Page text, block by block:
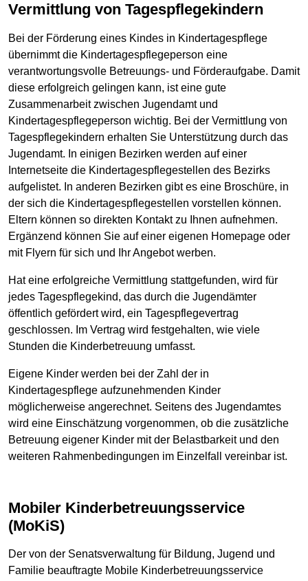
Vermittlung von Tagespflegekindern
Bei der Förderung eines Kindes in Kindertagespflege
übernimmt die Kindertagespflegeperson eine
verantwortungsvolle Betreuungs- und Förderaufgabe. Damit
diese erfolgreich gelingen kann, ist eine gute
Zusammenarbeit zwischen Jugendamt und
Kindertagespflegeperson wichtig. Bei der Vermittlung von
Tagespflegekindern erhalten Sie Unterstützung durch das
Jugendamt. In einigen Bezirken werden auf einer
Internetseite die Kindertagespflegestellen des Bezirks
aufgelistet. In anderen Bezirken gibt es eine Broschüre, in
der sich die Kindertagespflegestellen vorstellen können.
Eltern können so direkten Kontakt zu Ihnen aufnehmen.
Ergänzend können Sie auf einer eigenen Homepage oder
mit Flyern für sich und Ihr Angebot werben.
Hat eine erfolgreiche Vermittlung stattgefunden, wird für
jedes Tagespflegekind, das durch die Jugendämter
öffentlich gefördert wird, ein Tagespflegevertrag
geschlossen. Im Vertrag wird festgehalten, wie viele
Stunden die Kinderbetreuung umfasst.
Eigene Kinder werden bei der Zahl der in
Kindertagespflege aufzunehmenden Kinder
möglicherweise angerechnet. Seitens des Jugendamtes
wird eine Einschätzung vorgenommen, ob die zusätzliche
Betreuung eigener Kinder mit der Belastbarkeit und den
weiteren Rahmenbedingungen im Einzelfall vereinbar ist.
Mobiler Kinderbetreuungsservice
(MoKiS)
Der von der Senatsverwaltung für Bildung, Jugend und
Familie beauftragte Mobile Kinderbetreuungsservice